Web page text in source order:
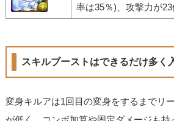
率は35％)、攻撃力が23
スキルブーストはできるだけ多く
変身キルアは1回目の変身をするまでリ